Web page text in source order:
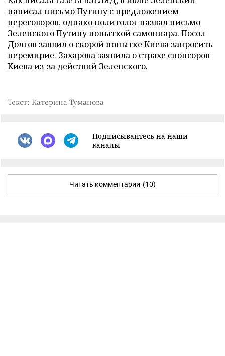
написалписьмо Путину с предложением
переговоров, однако политолог назвал письмо
Зеленского Путину попыткой самопиара. Посол
Долгов заявил о скорой попытке Киева запросить
перемирие. Захарова заявила о страхе спонсоров
Киева из-за действий Зеленского.
Текст: Катерина Туманова
Подписывайтесь на наши
каналы
Читать комментарии (10)